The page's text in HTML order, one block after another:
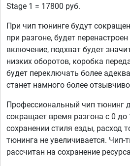
Stage 1 = 17800 руб.
При чип тюнинге будут
при разгоне, будет
включение, подхват будет
низких оборотов, коробка
будет переключать более
станет намного более
Профессиональный чип тюнинг
сокращает время разгона с 0
сохранении стиля езды, расход
тюнинга не увеличивается. Чип-
рассчитан на сохранение